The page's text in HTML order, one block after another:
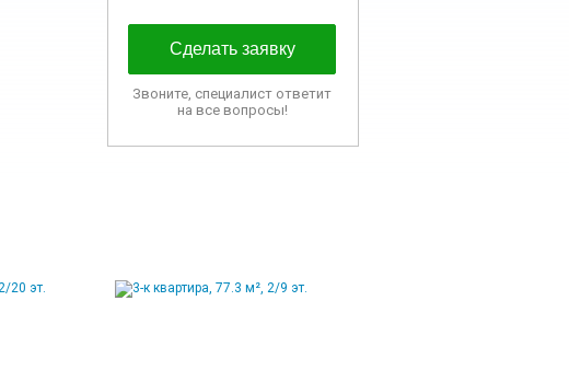
Сделать заявку
Звоните, специалист ответит
на все вопросы!